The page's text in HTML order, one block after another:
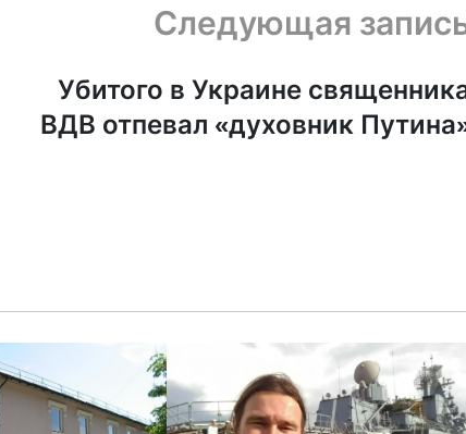
Следующая
Убитого в Украине
ВДВ отпевал «духовник